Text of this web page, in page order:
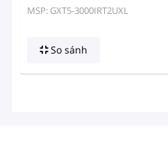
MSP: GXT5-3000IRT2UXL
So sánh